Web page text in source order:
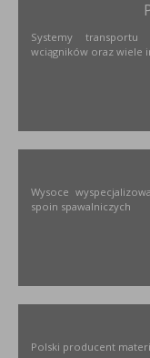
Systemy transportu
wciągników oraz wiele
Wysoce
spoin spawalniczych
Polski producent